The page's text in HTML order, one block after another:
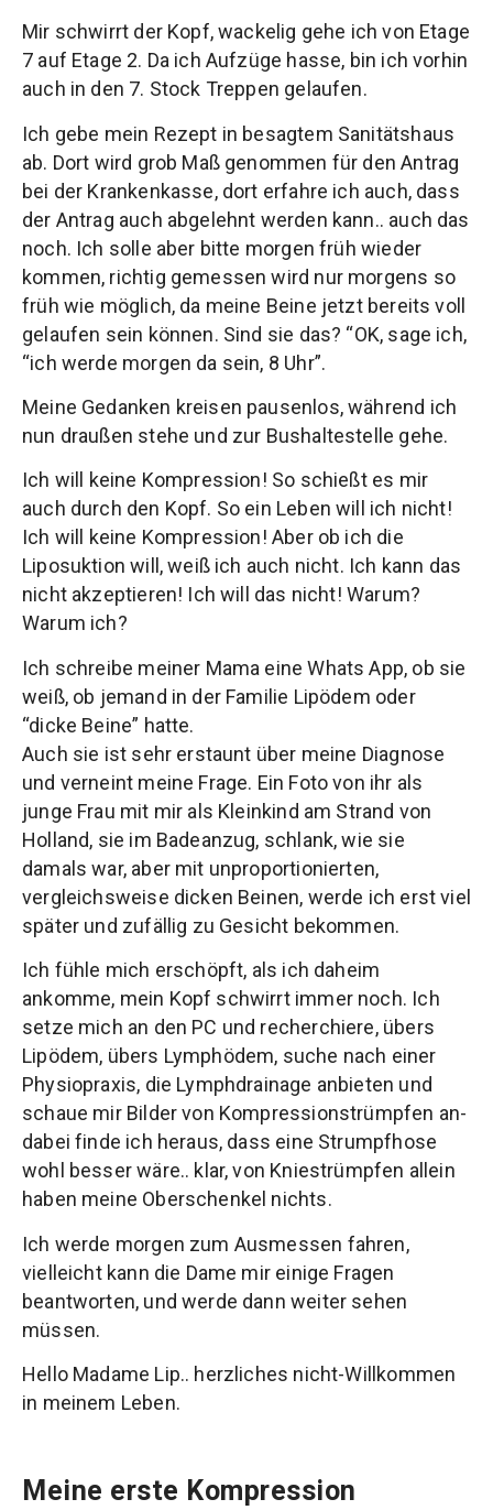
Mir schwirrt der Kopf, wackelig gehe ich von Etage
7 auf Etage 2. Da ich Aufzüge hasse, bin ich vorhin
auch in den 7. Stock Treppen gelaufen.
Ich gebe mein Rezept in besagtem Sanitätshaus
ab. Dort wird grob Maß genommen für den Antrag
bei der Krankenkasse, dort erfahre ich auch, dass
der Antrag auch abgelehnt werden kann.. auch das
noch. Ich solle aber bitte morgen früh wieder
kommen, richtig gemessen wird nur morgens so
früh wie möglich, da meine Beine jetzt bereits voll
gelaufen sein können. Sind sie das? “OK, sage ich,
“ich werde morgen da sein, 8 Uhr”.
Meine Gedanken kreisen pausenlos, während ich
nun draußen stehe und zur Bushaltestelle gehe.
Ich will keine Kompression! So schießt es mir
auch durch den Kopf. So ein Leben will ich nicht!
Ich will keine Kompression! Aber ob ich die
Liposuktion will, weiß ich auch nicht. Ich kann das
nicht akzeptieren! Ich will das nicht! Warum?
Warum ich?
Ich schreibe meiner Mama eine Whats App, ob sie
weiß, ob jemand in der Familie Lipödem oder
“dicke Beine” hatte.
Auch sie ist sehr erstaunt über meine Diagnose
und verneint meine Frage. Ein Foto von ihr als
junge Frau mit mir als Kleinkind am Strand von
Holland, sie im Badeanzug, schlank, wie sie
damals war, aber mit unproportionierten,
vergleichsweise dicken Beinen, werde ich erst viel
später und zufällig zu Gesicht bekommen.
Ich fühle mich erschöpft, als ich daheim
ankomme, mein Kopf schwirrt immer noch. Ich
setze mich an den PC und recherchiere, übers
Lipödem, übers Lymphödem, suche nach einer
Physiopraxis, die Lymphdrainage anbieten und
schaue mir Bilder von Kompressionstrümpfen an-
dabei finde ich heraus, dass eine Strumpfhose
wohl besser wäre.. klar, von Kniestrümpfen allein
haben meine Oberschenkel nichts.
Ich werde morgen zum Ausmessen fahren,
vielleicht kann die Dame mir einige Fragen
beantworten, und werde dann weiter sehen
müssen.
Hello Madame Lip.. herzliches nicht-Willkommen
in meinem Leben.
Meine erste Kompression